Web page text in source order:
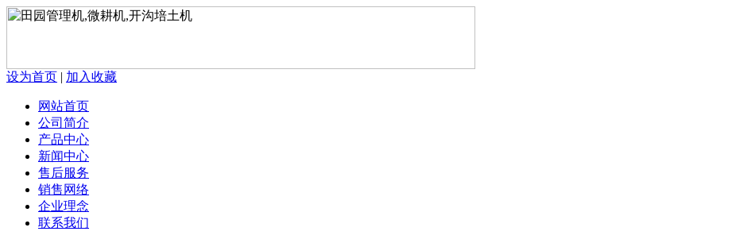
设为首页 | 加入收藏
网站首页
公司简介
产品中心
新闻中心
售后服务
销售网络
企业理念
联系我们